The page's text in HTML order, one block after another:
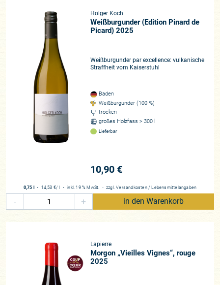
Holger Koch
Weißburgunder (Edition Pinard de
Picard) 2025
Weißburgunder par excellence: vulkanische
Straffheit vom Kaiserstuhl
Baden
Weißburgunder (100 %)
trocken
großes Holzfass > 300 l
Lieferbar
10,90 €
0,75 l ・ 14,53 €/ l ・inkl. 19 % MwSt. ・ zzgl.Versandkosten / Lebensmittelangaben
- + in den Warenkorb
Lapierre
Morgon „Vieilles Vignes“, rouge
2025